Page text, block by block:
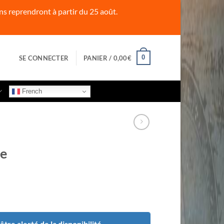
reprendront à partir du 25 août.
SE CONNECTER PANIER / 0,00€ 0
French